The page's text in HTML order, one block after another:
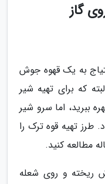
گاز
به یک قهوه جوش
که برای تهیه شیر
ببرید، اما سرو شیر
تهیه قوه ترک را
مطالعه کنید.
ریخته و روی شعله